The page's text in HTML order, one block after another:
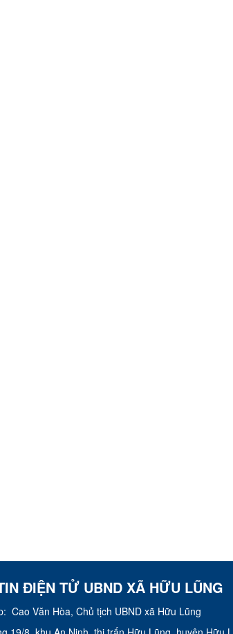
ĐIỆN TỬ UBND XÃ HỮU LŨNG
Cao Văn Hòa, Chủ tịch UBND xã Hữu Lũng